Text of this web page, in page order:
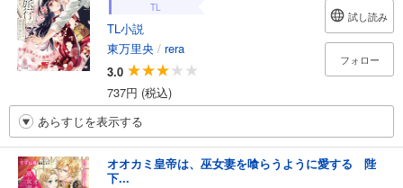
TL
TL小説
東万里央 / rera
3.0
737円 (税込)
試し読み
フォロー
あらすじを表示する
オオカミ皇帝は、巫女妻を喰らうように愛する 陛
下...